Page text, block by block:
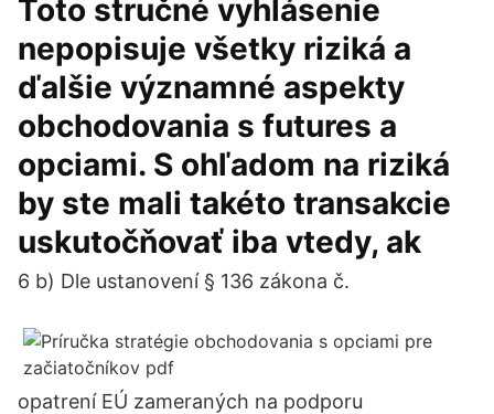
Toto stručné vyhlásenie
nepopisuje všetky riziká a
ďalšie významné aspekty
obchodovania s futures a
opciami. S ohľadom na riziká
by ste mali takéto transakcie
uskutočňovať iba vtedy, ak
6 b) Dle ustanovení § 136 zákona č.
opatrení EÚ zameraných na podporu